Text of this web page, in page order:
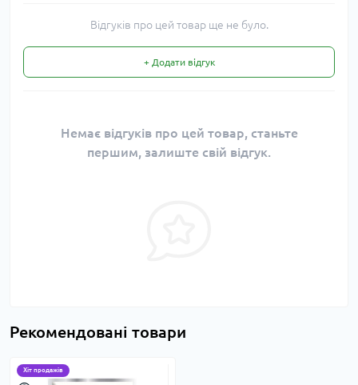
Відгуків про цей товар ще не було.
+ Додати відгук
Немає відгуків про цей товар, станьте
першим, залиште свій відгук.
Рекомендовані товари
Хіт продажів